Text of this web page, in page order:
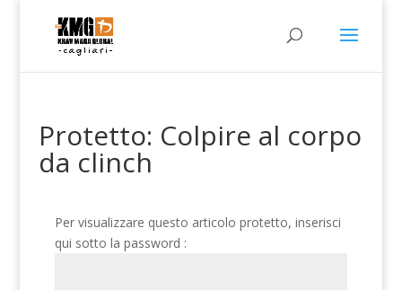
Protetto: Colpire al corpo
da clinch
Per visualizzare questo articolo protetto, inserisci
qui sotto la password :